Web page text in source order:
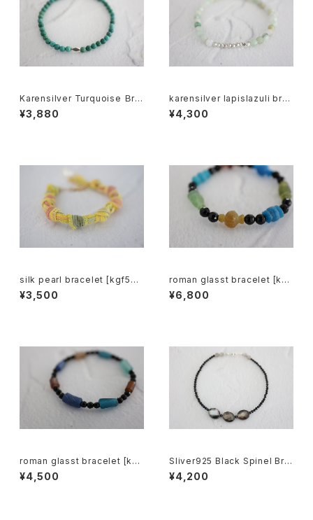
Karensilver Turquoise Ｂre
celet[kgf5579]
¥3,880
karensilver lapislazuli bre
celet[kgf5555]
¥4,300
silk pearl bracelet [kgf533
0]
¥3,500
roman glasst bracelet [kgf
5570]
¥6,800
roman glasst bracelet [kgf
5569]
¥4,500
Sliver925 Black Spinel Bra
celet[kgf5587]
¥4,200